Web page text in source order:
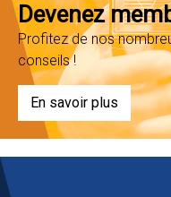
Devenez
Profitez de nos
conseils !
En savoir plus